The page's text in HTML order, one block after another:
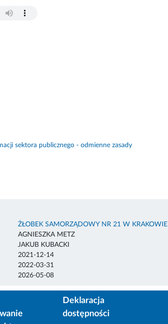
sektora publicznego - odmienne zasady
ŻŁOBEK SAMORZĄDOWY NR 21 W KRAKOWIE
AGNIESZKA METZ
JAKUB KUBACKI
2021-12-14
2022-03-31
2026-05-08
Deklaracja
dostępności